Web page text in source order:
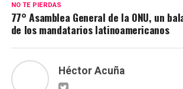
NO TE PIERDAS
77° Asamblea General de la ONU, un
de los mandatarios latinoamericanos
Héctor Acuña